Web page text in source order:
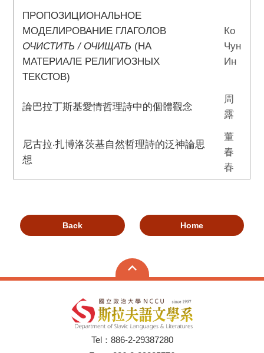
ПРОПОЗИЦИОНАЛЬНОЕ
МОДЕЛИРОВАНИЕ ГЛАГОЛОВ
ОЧИСТИТЬ / ОЧИЩАТЬ (НА
МАТЕРИАЛЕ РЕЛИГИОЗНЫХ
ТЕКСТОВ)
Ко
Чун
Ин
論巴拉丁斯基愛情哲理詩中的個體觀念
周
露
尼古拉‧扎博洛茨基自然哲理詩的泛神論思
想
董
春
春
Back Home
Tel：886-2-29387280